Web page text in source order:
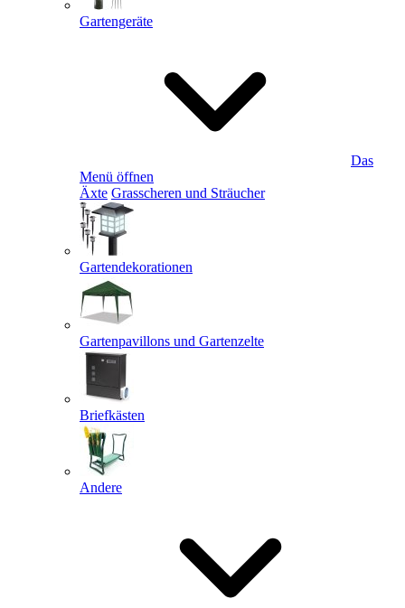
Gartengeräte
Das
Menü öffnen
Äxte Grasscheren und Sträucher
Gartendekorationen
Gartenpavillons und Gartenzelte
Briefkästen
Andere